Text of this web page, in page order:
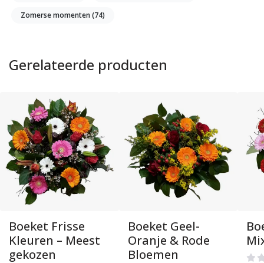
Zomerse momenten(74)
Gerelateerde producten
Boeket Frisse
Kleuren – Meest
gekozen
Boeket Geel-
Oranje & Rode
Bloemen